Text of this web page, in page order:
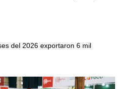
del 2026 exportaron 6 mil